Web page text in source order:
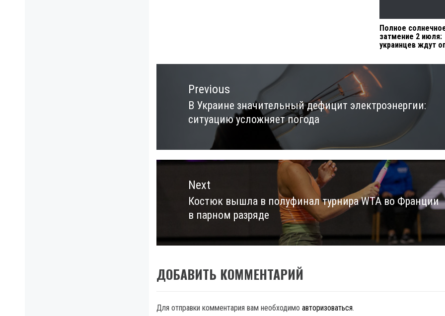
Полное
затмение 2 июля:
украинцев ждут
Навигация
записямPrevious
Previous
post:
В Украине значительный дефицит электроэнергии:
ситуацию усложняет погода
Next
Next
post:
Костюк вышла в полуфинал турнира WTA во Франции
в парном разряде
ДОБАВИТЬ КОММЕНТАРИЙ
Для отправки комментария вам необходимо авторизоваться.